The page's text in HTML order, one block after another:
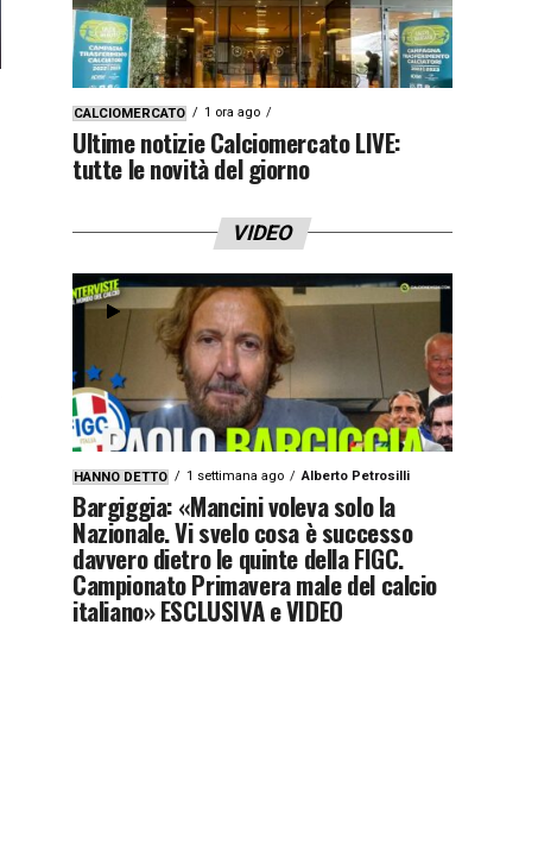
CALCIOMERCATO 1 ora ago
Ultime notizie Calciomercato LIVE:
tutte le novità del giorno
VIDEO
HANNO DETTO 1 settimana ago Alberto Petrosilli
Bargiggia: «Mancini voleva solo la
Nazionale. Vi svelo cosa è successo
davvero dietro le quinte della FIGC.
Campionato Primavera male del calcio
italiano» ESCLUSIVA e VIDEO